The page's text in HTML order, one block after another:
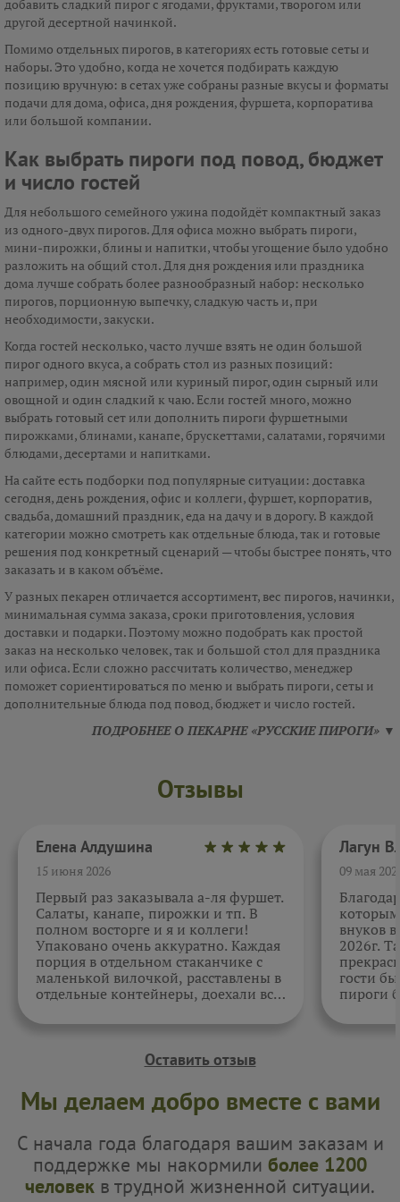
добавить сладкий пирог с ягодами, фруктами, творогом или
другой десертной начинкой.
Помимо отдельных пирогов, в категориях есть готовые сеты и
наборы. Это удобно, когда не хочется подбирать каждую
позицию вручную: в сетах уже собраны разные вкусы и форматы
подачи для дома, офиса, дня рождения, фуршета, корпоратива
или большой компании.
Как выбрать пироги под повод, бюджет
и число гостей
Для небольшого семейного ужина подойдёт компактный заказ
из одного-двух пирогов. Для офиса можно выбрать пироги,
мини-пирожки, блины и напитки, чтобы угощение было удобно
разложить на общий стол. Для дня рождения или праздника
дома лучше собрать более разнообразный набор: несколько
пирогов, порционную выпечку, сладкую часть и, при
необходимости, закуски.
Когда гостей несколько, часто лучше взять не один большой
пирог одного вкуса, а собрать стол из разных позиций:
например, один мясной или куриный пирог, один сырный или
овощной и один сладкий к чаю. Если гостей много, можно
выбрать готовый сет или дополнить пироги фуршетными
пирожками, блинами, канапе, брускеттами, салатами, горячими
блюдами, десертами и напитками.
На сайте есть подборки под популярные ситуации: доставка
сегодня, день рождения, офис и коллеги, фуршет, корпоратив,
свадьба, домашний праздник, еда на дачу и в дорогу. В каждой
категории можно смотреть как отдельные блюда, так и готовые
решения под конкретный сценарий — чтобы быстрее понять, что
заказать и в каком объёме.
У разных пекарен отличается ассортимент, вес пирогов, начинки,
минимальная сумма заказа, сроки приготовления, условия
доставки и подарки. Поэтому можно подобрать как простой
заказ на несколько человек, так и большой стол для праздника
или офиса. Если сложно рассчитать количество, менеджер
поможет сориентироваться по меню и выбрать пироги, сеты и
дополнительные блюда под повод, бюджет и число гостей.
ПОДРОБНЕЕ О ПЕКАРНЕ «РУССКИЕ ПИРОГИ» ▼
Отзывы
Елена Алдушина
15 июня 2026
Первый раз заказывала а-ля фуршет.
Салаты, канапе, пирожки и тп. В
полном восторге и я и коллеги!
Упаковано очень аккуратно. Каждая
порция в отдельном стаканчике с
маленькой вилочкой, расставлены в
отдельные контейнеры, доехали все
спасибо за внимательность к датам.
09 мая
внуков
2026г.
гости
пироги
Оставить отзыв
Мы делаем добро вместе с вами
С начала года благодаря вашим заказам и
поддержке мы накормили более 1200
человек в трудной жизненной ситуации.